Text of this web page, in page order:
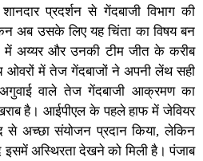
प्रदर्शन से गेंदबाजी विभाग की
अब उसके लिए यह चिंता का विषय बन
में अय्यर और उनकी टीम जीत के करीब
ओवरों में तेज गेंदबाजों ने अपनी लेंथ सही
वाले तेज गेंदबाजी आक्रमण का
है। आईपीएल के पहले हाफ में जेवियर
से अच्छा संयोजन प्रदान किया, लेकिन
इसमें अस्थिरता देखने को मिली है। पंजाब